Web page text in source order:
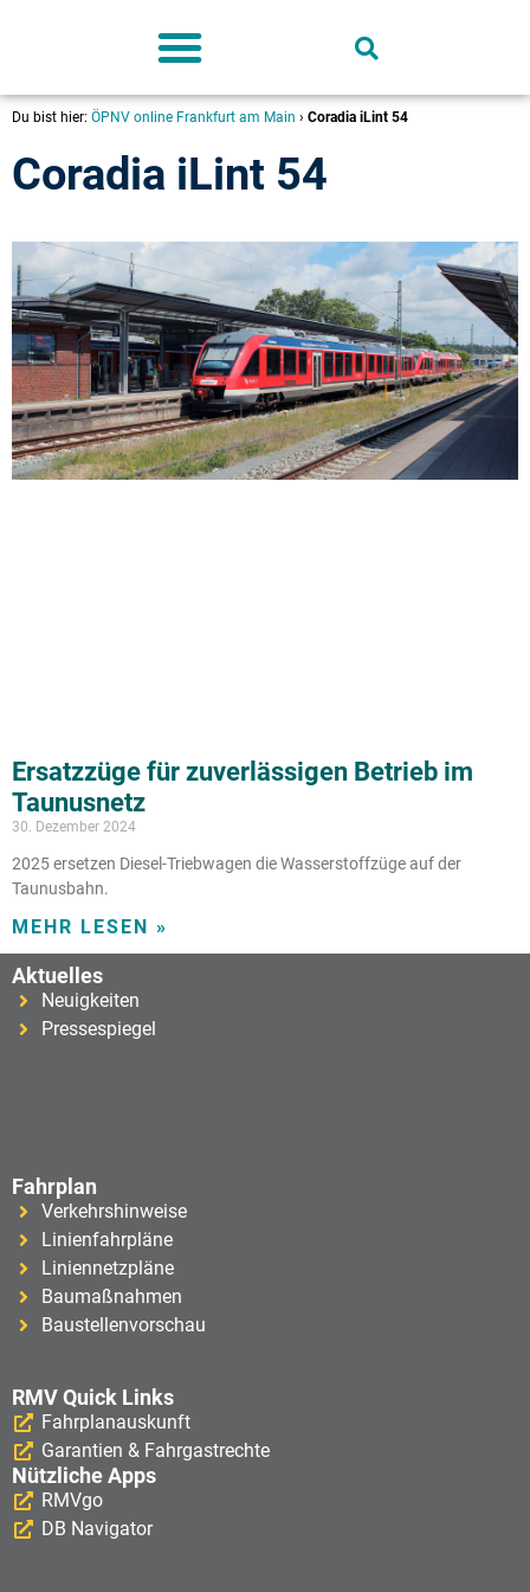
Du bist hier: ÖPNV online Frankfurt am Main › Coradia iLint 54
Coradia iLint 54
Ersatzzüge für zuverlässigen Betrieb im
Taunusnetz
30. Dezember 2024
2025 ersetzen Diesel-Triebwagen die Wasserstoffzüge auf der
Taunusbahn.
MEHR LESEN »
Aktuelles
Neuigkeiten
Pressespiegel
Fahrplan
Verkehrshinweise
Linienfahrpläne
Liniennetzpläne
Baumaßnahmen
Baustellenvorschau
RMV Quick Links
Fahrplanauskunft
Garantien & Fahrgastrechte
Nützliche Apps
RMVgo
DB Navigator